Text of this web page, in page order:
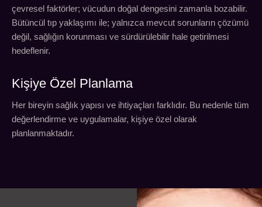
çevresel faktörler; vücudun doğal dengesini zamanla bozabilir.
Bütüncül tıp yaklaşımı ile; yalnızca mevcut sorunların çözümü
değil, sağlığın korunması ve sürdürülebilir hale getirilmesi
hedeflenir.
Kişiye Özel Planlama
Her bireyin sağlık yapısı ve ihtiyaçları farklıdır. Bu nedenle tüm
değerlendirme ve uygulamalar, kişiye özel olarak
planlanmaktadır.